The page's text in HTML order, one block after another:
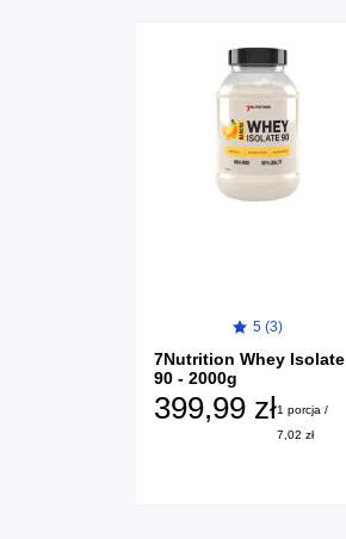
5 (3)
7Nutrition Whey Isolate
90 - 2000g
399,99 zł1 porcja /
7,02 zł